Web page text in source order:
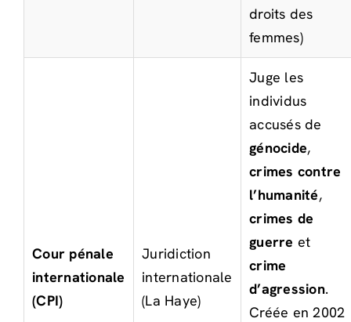
droits des
femmes)
Cour pénale
internationale
(CPI)
Juridiction
internationale
(La Haye)
Juge les
individus
accusés de
génocide,
crimes contre
l’humanité,
crimes de
guerre et
crime
d’agression.
Créée en 2002